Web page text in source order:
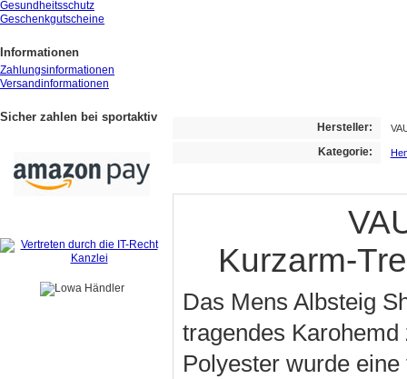
Hersteller:
Kategorie:
Kurzarm-
Das Mens Albsteig
tragendes
Polyester wurde
Gesundheitsschutz
Geschenkgutscheine
Informationen
Zahlungsinformationen
Versandinformationen
Sicher zahlen bei sportaktiv